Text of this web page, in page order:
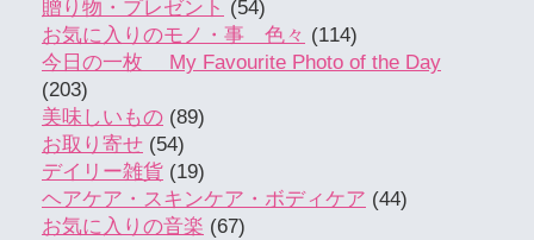
贈り物・プレゼント (54)
お気に入りのモノ・事 色々 (114)
今日の一枚 My Favourite Photo of the Day
(203)
美味しいもの (89)
お取り寄せ (54)
デイリー雑貨 (19)
ヘアケア・スキンケア・ボディケア (44)
お気に入りの音楽 (67)